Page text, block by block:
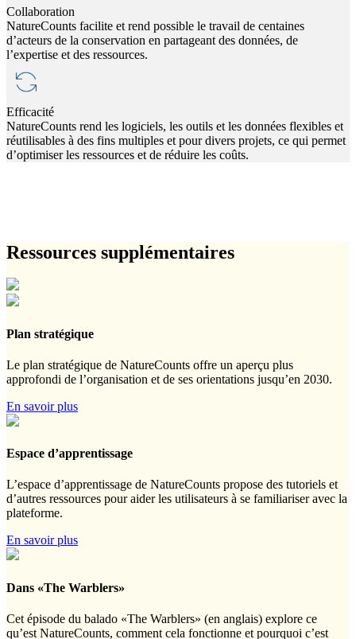
Collaboration
NatureCounts facilite et rend possible le travail de centaines
d’acteurs de la conservation en partageant des données, de
l’expertise et des ressources.
Efficacité
NatureCounts rend les logiciels, les outils et les données flexibles et
réutilisables à des fins multiples et pour divers projets, ce qui permet
d’optimiser les ressources et de réduire les coûts.
Ressources supplémentaires
Plan stratégique
Le plan stratégique de NatureCounts offre un aperçu plus
approfondi de l’organisation et de ses orientations jusqu’en 2030.
En savoir plus
Espace d’apprentissage
L’espace d’apprentissage de NatureCounts propose des tutoriels et
d’autres ressources pour aider les utilisateurs à se familiariser avec la
plateforme.
En savoir plus
Dans «The Warblers»
Cet épisode du balado «The Warblers» (en anglais) explore ce
qu’est NatureCounts, comment cela fonctionne et pourquoi c’est